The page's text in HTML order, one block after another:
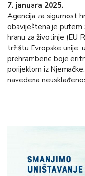
7. januara 2025.
Agencija za sigurnost
obaviještena je putem
hranu za životinje (EU
tržištu Evropske unije,
prehrambene boje
porijeklom iz
navedena